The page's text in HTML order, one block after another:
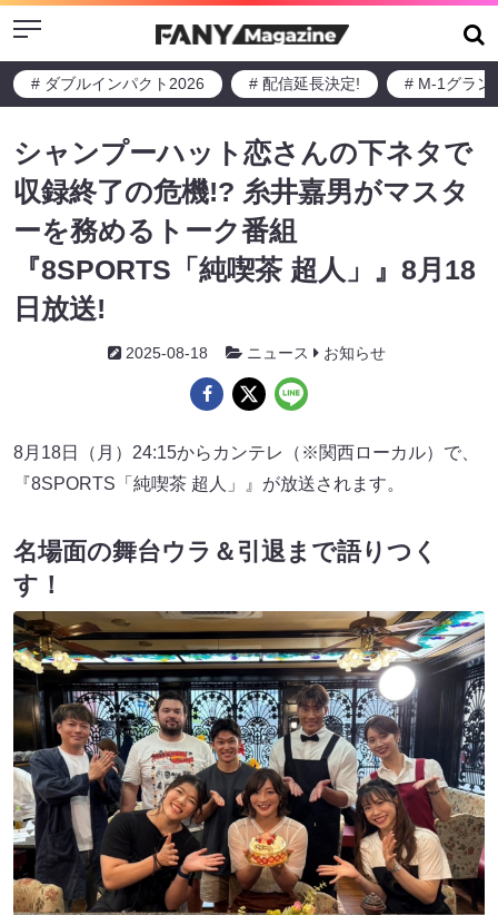
Menu
# ダブルインパクト2026 # 配信延長決定! # M-1グラン
シャンプーハット恋さんの下ネタで
収録終了の危機!? 糸井嘉男がマスタ
ーを務めるトーク番組
『8SPORTS「純喫茶 超人」』8月18
日放送!
2025-08-18 ニュース お知らせ
8月18日（月）24:15からカンテレ（※関西ローカル）で、
『8SPORTS「純喫茶 超人」』が放送されます。
名場面の舞台ウラ＆引退まで語りつく
す！